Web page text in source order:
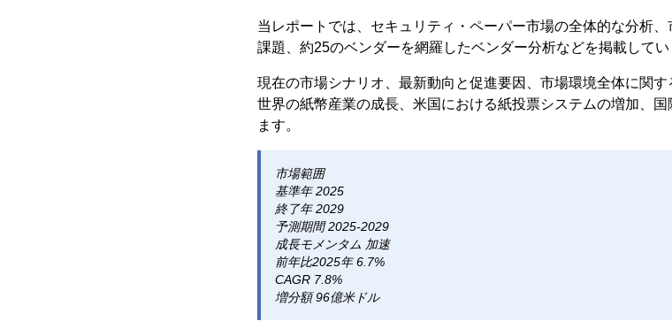
当レポートでは、セキュリティ・ペーパー市場の全体的な分析、
課題、約25のベンダーを網羅したベンダー分析などを掲載してい
現在の市場シナリオ、最新動向と促進要因、市場環境全体に関す
世界の紙幣産業の成長、米国における紙投票システムの増加、
ます。
市場範囲
基準年 2025
終了年 2029
予測期間 2025-2029
成長モメンタム 加速
前年比2025年 6.7%
CAGR 7.8%
増分額 96億米ドル